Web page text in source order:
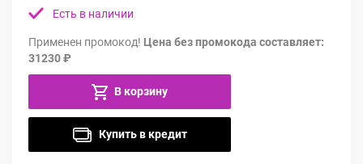
Есть в наличии
Применен промокод! Цена без промокода составляет:
31230 ₽
В корзину
Купить в кредит